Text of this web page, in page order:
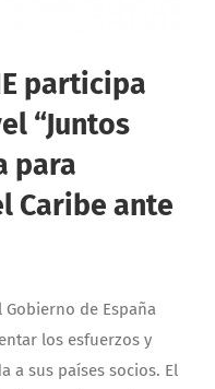
participa
“Juntos
para
Caribe ante
de España
los esfuerzos y
a sus países socios. El